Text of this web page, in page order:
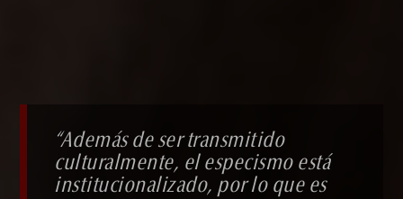
“Además de ser transmitido
culturalmente, el especismo está
institucionalizado, por lo que es